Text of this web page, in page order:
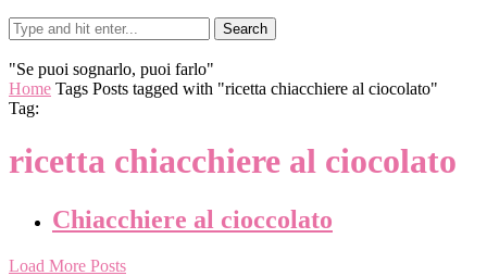
Search
"Se puoi sognarlo, puoi farlo"
Home Tags Posts tagged with "ricetta chiacchiere al ciocolato"
Tag:
ricetta chiacchiere al ciocolato
Chiacchiere al cioccolato
Load More Posts